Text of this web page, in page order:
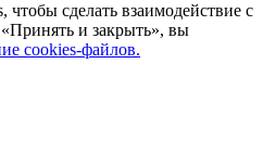
сделать взаимодействие с
и закрыть», вы
cookies-файлов.